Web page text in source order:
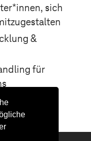
sich
&
für